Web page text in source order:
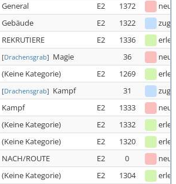
General E2 1372
neu
Gebäude E2 1322
REKRUTIERE E2 1336
[Drachensgrab] Magie 36
neu
(Keine Kategorie) E2 1269
[Drachensgrab] Kampf 31
Kampf E2 1333
neu
(Keine Kategorie) E2 1332
(Keine Kategorie) E2 1320
NACH/ROUTE E2 0
neu
(Keine Kategorie) E2 1304